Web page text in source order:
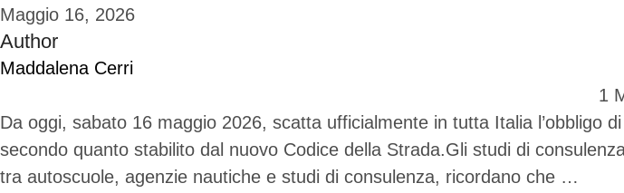
Maggio 16, 2026
Author
Maddalena Cerri
1
Da oggi, sabato 16 maggio 2026, scatta ufficialmente in tutta Italia l’obbligo
secondo quanto stabilito dal nuovo Codice della Strada.Gli studi di
tra autoscuole, agenzie nautiche e studi di consulenza, ricordano che …